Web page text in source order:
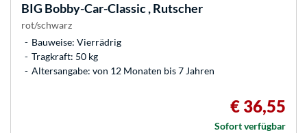
BIG Bobby-Car-Classic , Rutscher
rot/schwarz
Bauweise: Vierrädrig
Tragkraft: 50 kg
Altersangabe: von 12 Monaten bis 7 Jahren
€ 36,55
Sofort verfügbar